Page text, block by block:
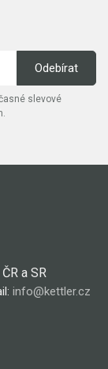
slevové
a SR
info@kettler.cz